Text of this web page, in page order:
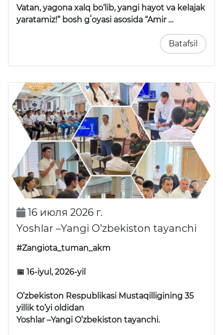
Vatan, yagona xalq bo‘lib, yangi hayot va kelajak
yaratamiz!” bosh gʻoyasi asosida “Amir …
Batafsil
16 июля 2026 г.
Yoshlar –Yangi O’zbekiston tayanchi
#Zangiota_tuman_akm
📅 16-iyul, 2026-yil
O’zbekiston Respublikasi Mustaqilligining 35
yillik to’yi oldidan
Yoshlar –Yangi O’zbekiston tayanchi.